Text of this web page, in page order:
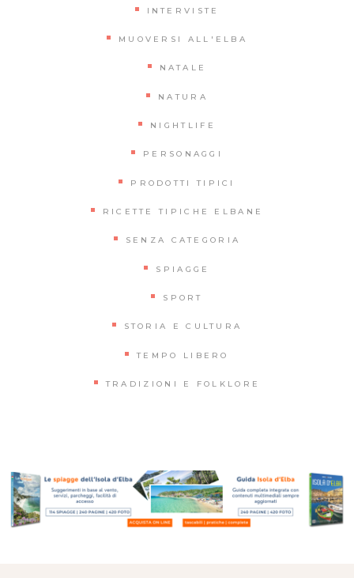
INTERVISTE
MUOVERSI ALL'ELBA
NATALE
NATURA
NIGHTLIFE
PERSONAGGI
PRODOTTI TIPICI
RICETTE TIPICHE ELBANE
SENZA CATEGORIA
SPIAGGE
SPORT
STORIA E CULTURA
TEMPO LIBERO
TRADIZIONI E FOLKLORE